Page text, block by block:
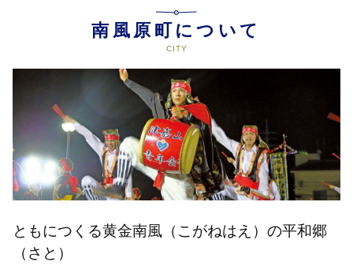
南風原町について
ともにつくる黄金南風（こがねはえ）の平和郷
（さと）